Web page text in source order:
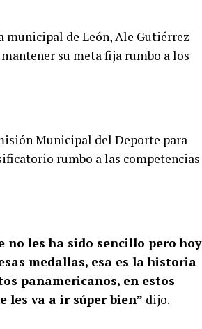
municipal de León, Ale Gutiérrez
su meta fija rumbo a los
Municipal del Deporte para
rumbo a las competencias
no les ha sido sencillo pero hoy
medallas, esa es la historia
panamericanos, en estos
les va a ir súper bien” dijo.